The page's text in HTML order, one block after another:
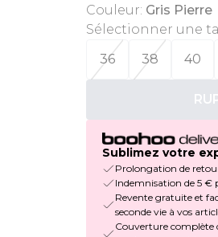
Couleur: Gris Pierre
Sélectionner une
36
38 40
Sublimez votre
Prolongation de
Indemnisation de 5 €
Revente gratuite et
seconde vie à vos
Couverture complète